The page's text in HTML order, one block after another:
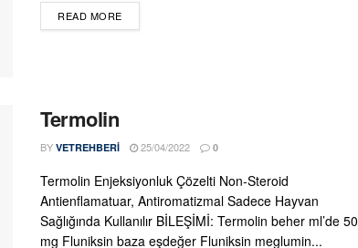
READ MOREDETAILS
Termolin
BY VETREHBERI 25/04/2022 0
Termolin Enjeksiyonluk Çözelti Non-Steroid
Antienflamatuar, Antiromatizmal Sadece Hayvan
Sağlığında Kullanılır BİLEŞİMİ: Termolin beher ml’de 50
mg Fluniksin baza eşdeğer Fluniksin meglumin...